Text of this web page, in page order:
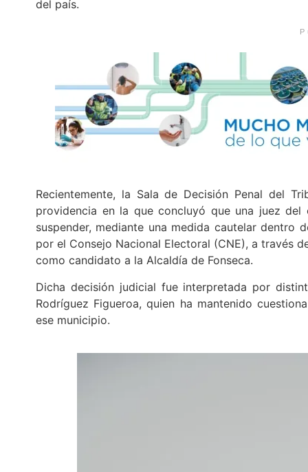
del país.
Recientemente, la Sala de Decisión Penal del
providencia en la que concluyó que una juez
suspender, mediante una medida cautelar
por el Consejo Nacional Electoral (CNE), a través
como candidato a la Alcaldía de Fonseca.
Dicha decisión judicial fue interpretada por
Rodríguez Figueroa, quien ha mantenido
ese municipio.